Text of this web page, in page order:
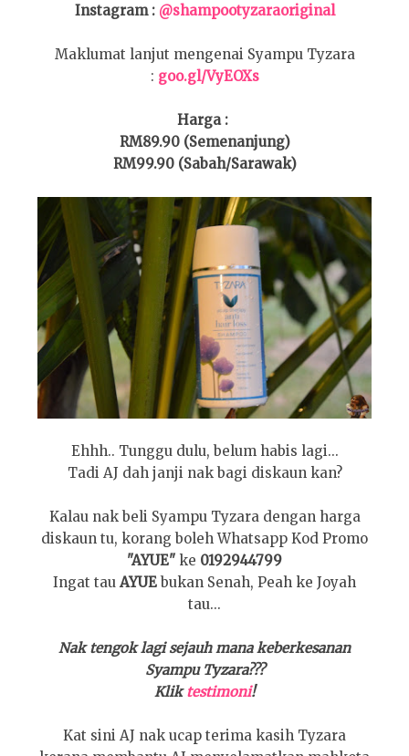
Instagram : @shampootyzaraoriginal
Maklumat lanjut mengenai Syampu Tyzara
: goo.gl/VyEOXs
Harga :
RM89.90 (Semenanjung)
RM99.90 (Sabah/Sarawak)
Ehhh.. Tunggu dulu, belum habis lagi...
Tadi AJ dah janji nak bagi diskaun kan?
Kalau nak beli Syampu Tyzara dengan harga
diskaun tu, korang boleh Whatsapp Kod Promo
"AYUE" ke 0192944799
Ingat tau AYUEbukan Senah, Peah ke Joyah
tau...
Nak tengok lagi sejauh mana keberkesanan
Syampu Tyzara???
Kliktestimoni!
Kat sini AJ nak ucap terima kasih Tyzara